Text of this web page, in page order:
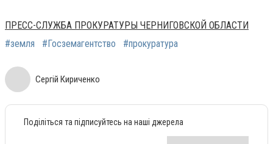
ПРЕСС-СЛУЖБА ПРОКУРАТУРЫ ЧЕРНИГОВСКОЙ ОБЛАСТИ
#земля
#Госземагентство #прокуратура
Сергій Кириченко
Поділіться та підписуйтесь на наші джерела